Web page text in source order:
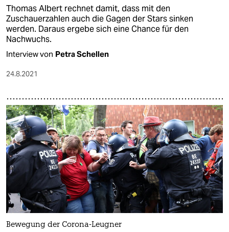
Thomas Albert rechnet damit, dass mit den
Zuschauerzahlen auch die Gagen der Stars sinken
werden. Daraus ergebe sich eine Chance für den
Nachwuchs.
Interview von Petra Schellen
24.8.2021
Bewegung der Corona-Leugner